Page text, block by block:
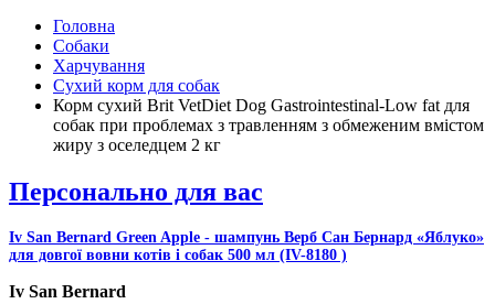
Головна
Собаки
Харчування
Сухий корм для собак
Корм сухий Brit VetDiet Dog Gastrointestinal-Low fat для
собак при проблемах з травленням з обмеженим вмістом
жиру з оселедцем 2 кг
Персонально для вас
Iv San Bernard Green Apple - шампунь Верб Сан Бернард «Яблуко»
для довгої вовни котів і собак 500 мл (IV-8180 )
Iv San Bernard